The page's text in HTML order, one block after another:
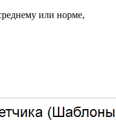
или норме,